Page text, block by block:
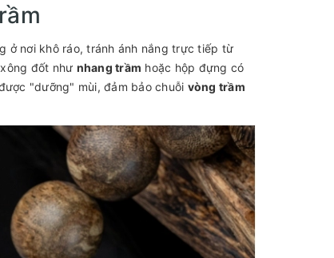
ở nơi khô ráo, tránh ánh nắng trực tiếp từ
đốt như nhang trầm hoặc hộp đựng có
"dưỡng" mùi, đảm bảo chuỗi vòng trầm